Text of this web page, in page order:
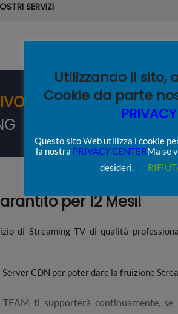
SERVIZI
per l'utilizzo della
per 12 Mesi!
di Streaming TV di qualità
CDN per poter dare la fruizione
ti supporterà continuamente, se
Utilizzando il sito,
Cookie da parte
Questo sito Web utilizza i cookie
la nostra PRIVACY CENTERMa se
desideri.